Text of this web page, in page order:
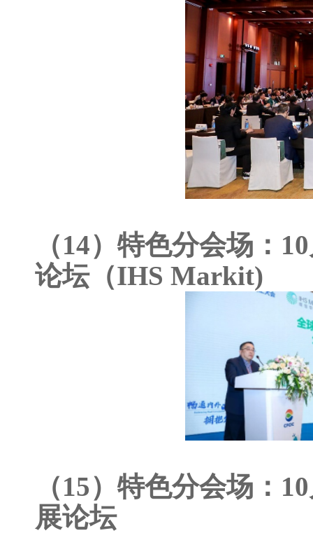
（14）特色分会场：
论坛（IHS Markit)
（15）特色分会场：
展论坛